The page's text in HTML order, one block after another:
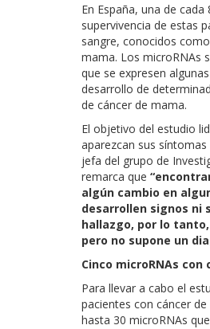
En España, una de
supervivencia de estas
sangre, conocidos
mama. Los microRNAs
que se expresen
desarrollo de
de cáncer de mama.
El objetivo del estudio
aparezcan sus
jefa del grupo de
remarca que
algún cambio en
desarrollen signos ni
hallazgo, por lo
pero no supone un
Cinco microRNAs
Para llevar a cabo el
pacientes con cáncer
hasta 30 microRNAs